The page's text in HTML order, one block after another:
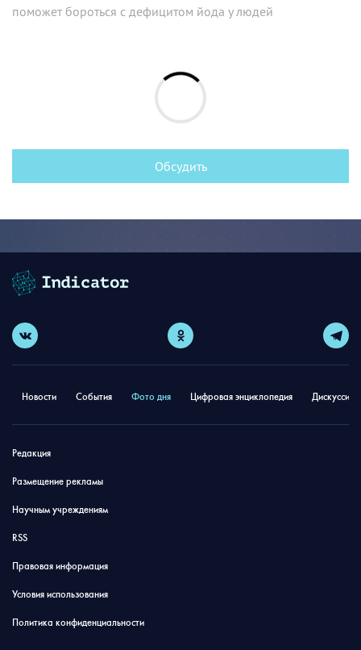
поможет бороться с дефицитом йода у людей
Обсудить
Новости События Фото дня Цифровая энциклопедия
Редакция
Размещение рекламы
Научным учреждениям
RSS
Правовая информация
Условия использования
Политика конфиденциальности